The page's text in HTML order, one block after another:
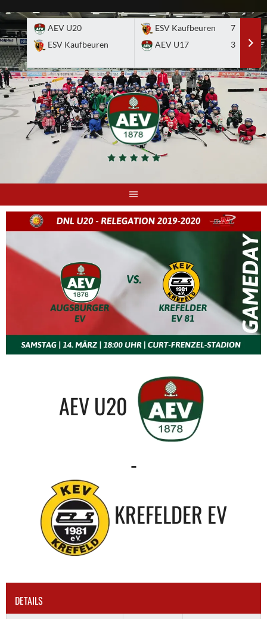
to
content
AEV U20
ESV Kaufbeuren
ESV Kaufbeuren
7
AEV U17
3
AEV U20
-
KREFELDER EV
DETAILS